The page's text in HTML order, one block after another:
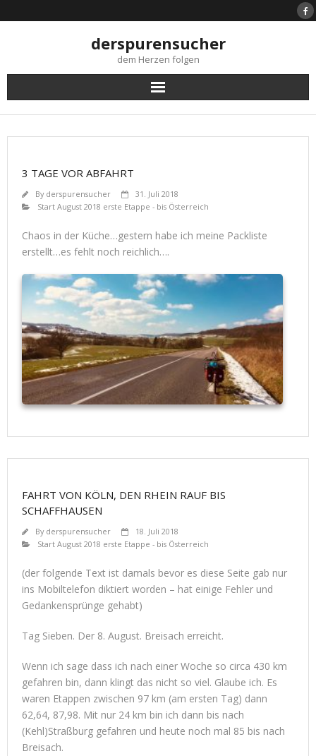
to
derspurensucher
dem Herzen folgen
3 TAGE VOR ABFAHRT
By derspurensucher
31. Juli 2018
Start August 2018 erste Etappe - bis Österreich
Chaos in der Küche…gestern habe ich meine Packliste
erstellt…es fehlt noch reichlich….
FAHRT VON KÖLN, DEN RHEIN RAUF BIS
SCHAFFHAUSEN
By derspurensucher
18. Juli 2018
Start August 2018 erste Etappe - bis Österreich
(der folgende Text ist damals bevor es diese Seite gab nur
ins Mobiltelefon diktiert worden – hat einige Fehler und
Gedankensprünge gehabt)
Tag Sieben. Der 8. August. Breisach erreicht.
Wenn ich sage dass ich nach einer Woche so circa 430 km
gefahren bin, dann klingt das nicht so viel. Glaube ich. Es
waren Etappen zwischen 97 km (am ersten Tag) dann
62,64, 87,98. Mit nur 24 km bin ich dann bis nach
(Kehl)Straßburg gefahren und heute noch mal 85 bis nach
Breisach.